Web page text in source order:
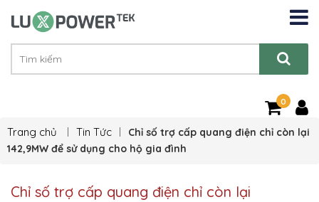
0
Trang chủ Tin Tức
Chỉ số trợ cấp quang điện chỉ còn lại
142,9MW để sử dụng cho hộ gia đình
Chỉ số trợ cấp quang điện chỉ còn lại